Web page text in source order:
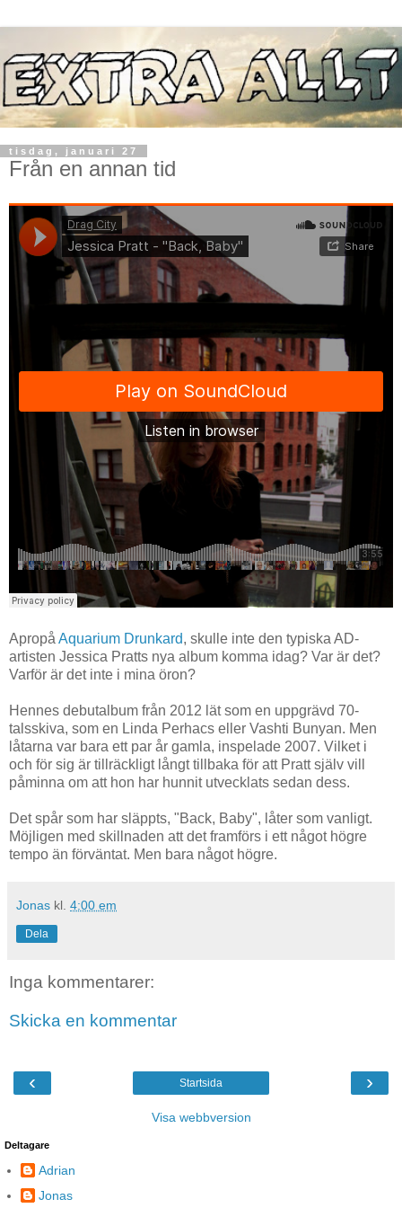
tisdag, januari 27
Från en annan tid
Apropå Aquarium Drunkard, skulle inte den typiska AD-
artisten Jessica Pratts nya album komma idag? Var är det?
Varför är det inte i mina öron?
Hennes debutalbum från 2012 lät som en uppgrävd 70-
talsskiva, som en Linda Perhacs eller Vashti Bunyan. Men
låtarna var bara ett par år gamla, inspelade 2007. Vilket i
och för sig är tillräckligt långt tillbaka för att Pratt själv vill
påminna om att hon har hunnit utvecklats sedan dess.
Det spår som har släppts, "Back, Baby", låter som vanligt.
Möjligen med skillnaden att det framförs i ett något högre
tempo än förväntat. Men bara något högre.
Jonas kl. 4:00 em
Dela
Inga kommentarer:
Skicka en kommentar
‹ ›
Startsida
Visa webbversion
Deltagare
Adrian
Jonas